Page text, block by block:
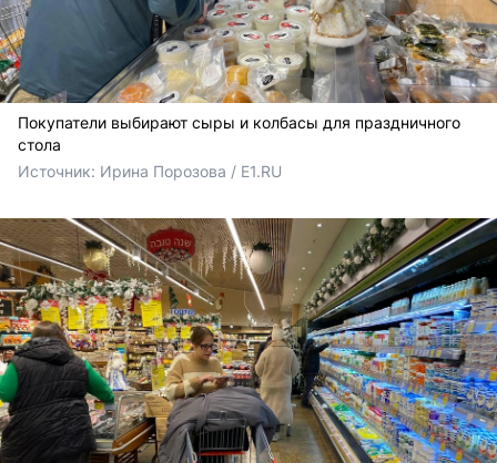
Покупатели выбирают сыры и колбасы для праздничного
стола
Источник: Ирина Порозова / E1.RU